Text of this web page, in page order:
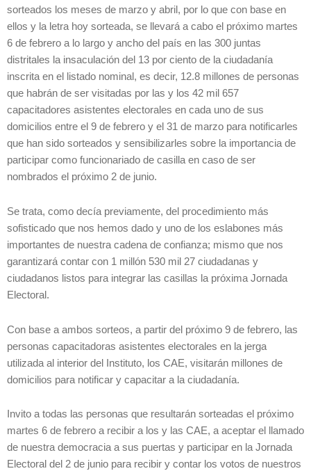
sorteados los meses de marzo y abril, por lo que con base en
ellos y la letra hoy sorteada, se llevará a cabo el próximo martes
6 de febrero a lo largo y ancho del país en las 300 juntas
distritales la insaculación del 13 por ciento de la ciudadanía
inscrita en el listado nominal, es decir, 12.8 millones de personas
que habrán de ser visitadas por las y los 42 mil 657
capacitadores asistentes electorales en cada uno de sus
domicilios entre el 9 de febrero y el 31 de marzo para notificarles
que han sido sorteados y sensibilizarles sobre la importancia de
participar como funcionariado de casilla en caso de ser
nombrados el próximo 2 de junio.
Se trata, como decía previamente, del procedimiento más
sofisticado que nos hemos dado y uno de los eslabones más
importantes de nuestra cadena de confianza; mismo que nos
garantizará contar con 1 millón 530 mil 27 ciudadanas y
ciudadanos listos para integrar las casillas la próxima Jornada
Electoral.
Con base a ambos sorteos, a partir del próximo 9 de febrero, las
personas capacitadoras asistentes electorales en la jerga
utilizada al interior del Instituto, los CAE, visitarán millones de
domicilios para notificar y capacitar a la ciudadanía.
Invito a todas las personas que resultarán sorteadas el próximo
martes 6 de febrero a recibir a los y las CAE, a aceptar el llamado
de nuestra democracia a sus puertas y participar en la Jornada
Electoral del 2 de junio para recibir y contar los votos de nuestros